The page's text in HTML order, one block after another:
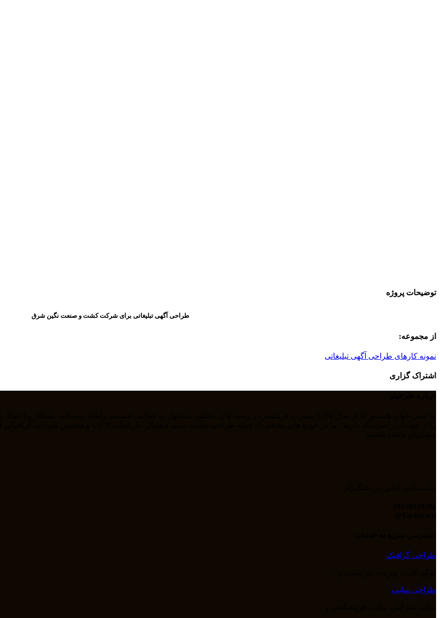
توضیحات پروژه
طراحی آگهی تبلیغاتی برای شرکت کشت و صنعت نگین شرق
از مجموعه:
نمونه کارهای طراحی آگهی تبلیغاتی
اشتراک گزاری
طراحی گرافیک
طراحی سایت